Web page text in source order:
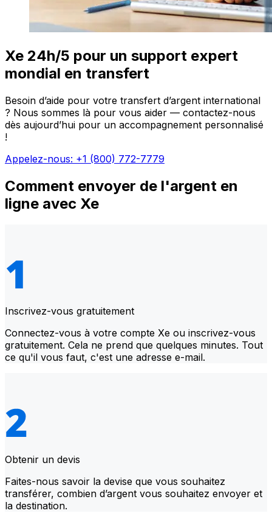
Xe 24h/5 pour un support expert
mondial en transfert
Besoin d’aide pour votre transfert d’argent international
? Nous sommes là pour vous aider — contactez-nous
dès aujourd’hui pour un accompagnement personnalisé
!
Appelez-nous: +1 (800) 772-7779
Comment envoyer de l'argent en
ligne avec Xe
Inscrivez-vous gratuitement
Connectez-vous à votre compte Xe ou inscrivez-vous
gratuitement. Cela ne prend que quelques minutes. Tout
ce qu'il vous faut, c'est une adresse e-mail.
Obtenir un devis
Faites-nous savoir la devise que vous souhaitez
transférer, combien d’argent vous souhaitez envoyer et
la destination.